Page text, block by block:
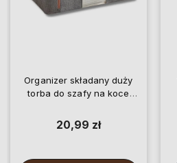
Organizer składany duży
torba do szafy na koce
20,99 zł